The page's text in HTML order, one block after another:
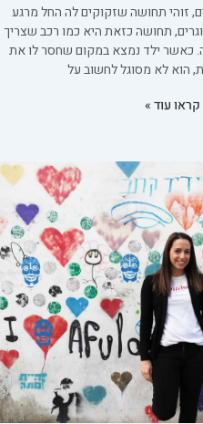
זוהי תחושה שזקוקים לה החל מרגע
תחושה כזאת היא כמו רכב שצריך
כאשר ילד נמצא במקום שחסר לו את
הוא לא מסוגל לחשוב על
קראו עוד »